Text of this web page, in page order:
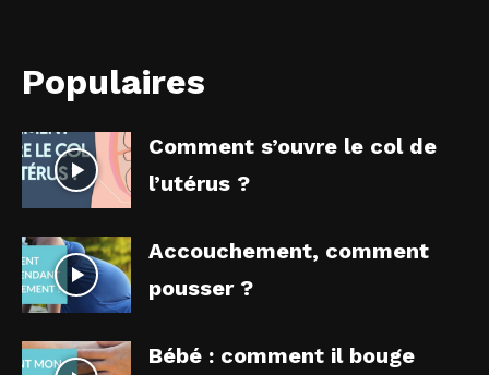
Populaires
Comment s’ouvre le col de
l’utérus ?
Accouchement, comment
pousser ?
Bébé : comment il bouge